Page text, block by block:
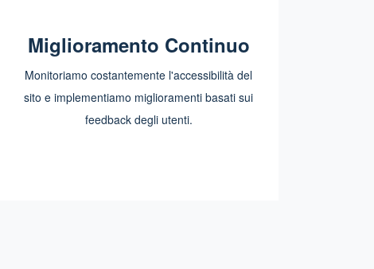
Miglioramento Continuo
Monitoriamo costantemente l'accessibilità del
sito e implementiamo miglioramenti basati sui
feedback degli utenti.